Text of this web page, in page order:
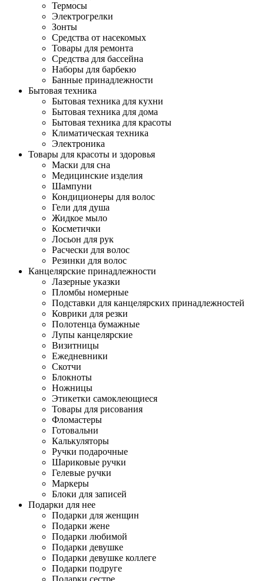
Термосы
Электрогрелки
Зонты
Средства от насекомых
Товары для ремонта
Средства для бассейна
Наборы для барбекю
Банные принадлежности
Бытовая техника
Бытовая техника для кухни
Бытовая техника для дома
Бытовая техника для красоты
Климатическая техника
Электроника
Товары для красоты и здоровья
Маски для сна
Медицинские изделия
Шампуни
Кондиционеры для волос
Гели для душа
Жидкое мыло
Косметички
Лосьон для рук
Расчески для волос
Резинки для волос
Канцелярские принадлежности
Лазерные указки
Пломбы номерные
Подставки для канцелярских принадлежностей
Коврики для резки
Полотенца бумажные
Лупы канцелярские
Визитницы
Ежедневники
Скотчи
Блокноты
Ножницы
Этикетки самоклеющиеся
Товары для рисования
Фломастеры
Готовальни
Калькуляторы
Ручки подарочные
Шариковые ручки
Гелевые ручки
Маркеры
Блоки для записей
Подарки для нее
Подарки для женщин
Подарки жене
Подарки любимой
Подарки девушке
Подарки девушке коллеге
Подарки подруге
Подарки сестре